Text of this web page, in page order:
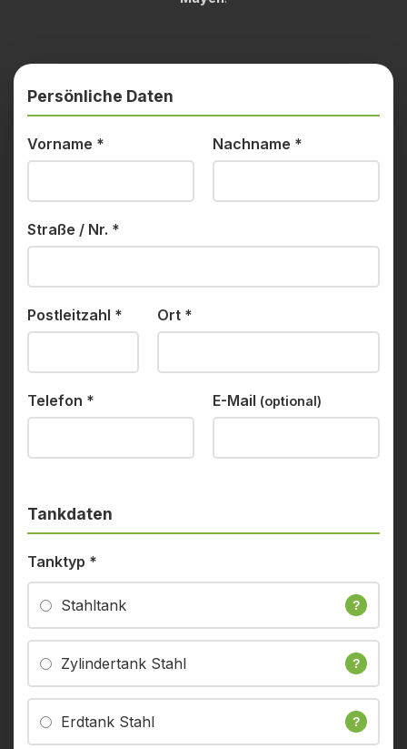
Persönliche Daten
Vorname * Nachname *
Straße / Nr. *
Postleitzahl * Ort *
Telefon * E-Mail (optional)
Tankdaten
Tanktyp *
Stahltank ?
Zylindertank Stahl ?
Erdtank Stahl ?